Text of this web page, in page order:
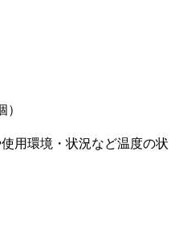
用環境・状況など温度の状